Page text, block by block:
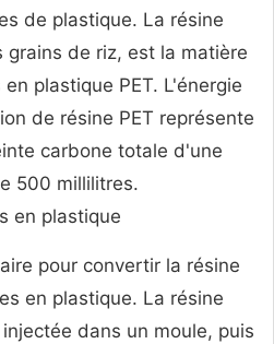
de plastique. La résine
grains de riz, est la matière
plastique PET. L'énergie
de résine PET représente
carbone totale d'une
500 millilitres.
en plastique
pour convertir la résine
en plastique. La résine
dans un moule, puis